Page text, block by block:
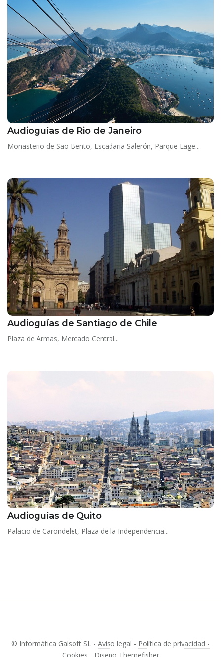
Audioguías de Rio de Janeiro
Monasterio de Sao Bento, Escadaria Salerón, Parque Lage...
Audioguías de Santiago de Chile
Plaza de Armas, Mercado Central...
Audioguías de Quito
Palacio de Carondelet, Plaza de la Independencia...
© Informática Galsoft SL - Aviso legal - Política de privacidad -
Cookies - Diseño Themefisher